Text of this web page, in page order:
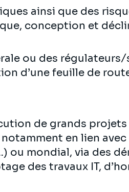
ainsi que des
conception et
ou des régulateurs/
d’une feuille de
de grands
en lien
ou mondial, via des
des travaux IT,